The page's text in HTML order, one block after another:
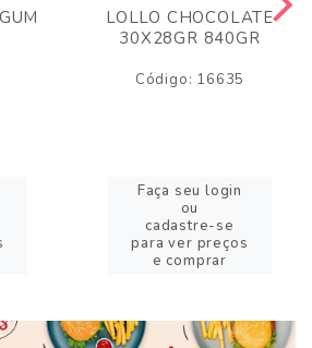
LOLLO CHOCOLATE
30X28GR 840GR
Código: 16635
Faça seu login
ou
cadastre-se
para ver preços
e comprar